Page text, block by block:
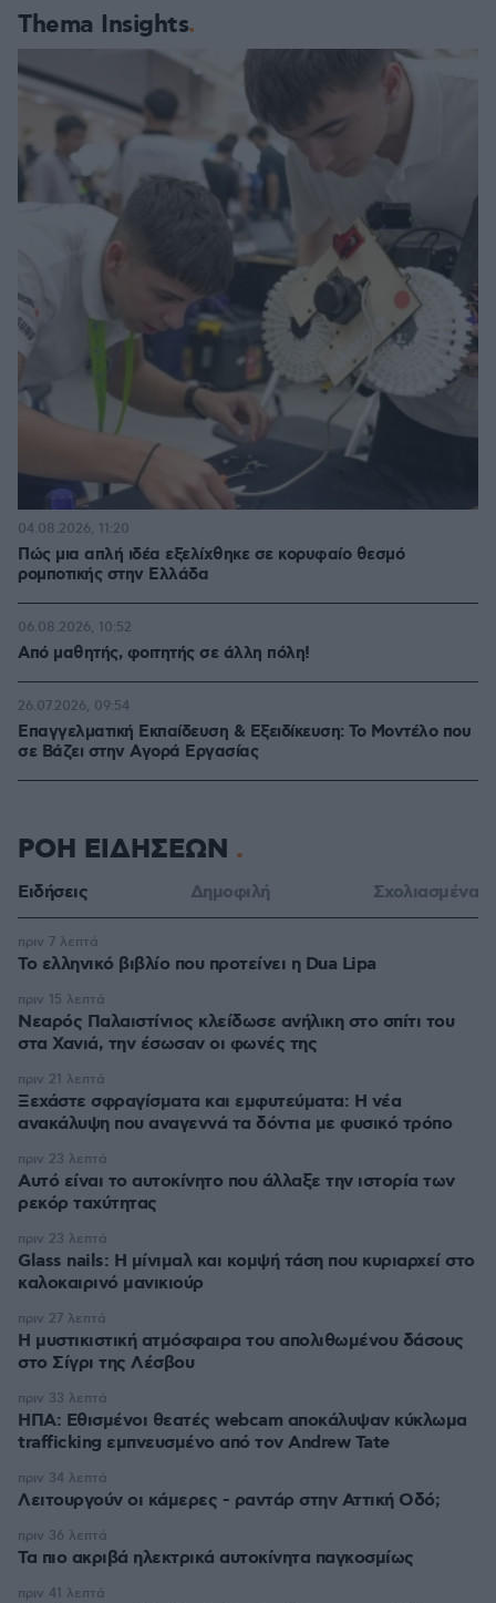
Thema Insights
Πώς μια απλή ιδέα εξελίχθηκε σε κορυφαίο θεσμό
ρομποτικής στην Ελλάδα
04.08.2026, 11:20
Από μαθητής, φοιτητής σε άλλη πόλη!
06.08.2026, 10:52
Επαγγελματική Εκπαίδευση & Εξειδίκευση: Το Mοντέλο που
σε Bάζει στην Aγορά Eργασίας
26.07.2026, 09:54
ΡΟΗ ΕΙΔΗΣΕΩΝ
Ειδήσεις Δημοφιλή Σχολιασμένα
Το ελληνικό βιβλίο που προτείνει η Dua Lipa
πριν 7 λεπτά
Νεαρός Παλαιστίνιος κλείδωσε ανήλικη στο σπίτι του
στα Χανιά, την έσωσαν οι φωνές της
πριν 15 λεπτά
Ξεχάστε σφραγίσματα και εμφυτεύματα: Η νέα
ανακάλυψη που αναγεννά τα δόντια με φυσικό τρόπο
πριν 21 λεπτά
Αυτό είναι το αυτοκίνητο που άλλαξε την ιστορία των
ρεκόρ ταχύτητας
πριν 23 λεπτά
Glass nails: Η μίνιμαλ και κομψή τάση που κυριαρχεί στο
καλοκαιρινό μανικιούρ
πριν 23 λεπτά
Η μυστικιστική ατμόσφαιρα του απολιθωμένου δάσους
στο Σίγρι της Λέσβου
πριν 27 λεπτά
ΗΠΑ: Εθισμένοι θεατές webcam αποκάλυψαν κύκλωμα
trafficking εμπνευσμένο από τον Andrew Tate
πριν 33 λεπτά
Λειτουργούν οι κάμερες - ραντάρ στην Αττική Οδό;
πριν 34 λεπτά
Τα πιο ακριβά ηλεκτρικά αυτοκίνητα παγκοσμίως
πριν 36 λεπτά
πριν 41 λεπτά